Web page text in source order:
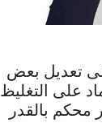
تعديل بعض
على التغليظ
بالقدر